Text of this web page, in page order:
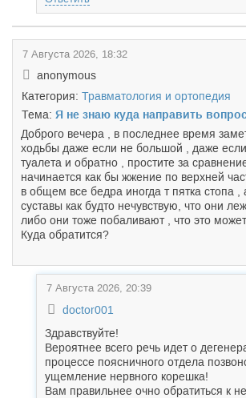
7 Августа 2026, 18:32
anonymous
Категория: Травматология и ортопедия
Тема: Я не знаю куда направить
Доброго вечера , в последнее время
ходьбы даже если не большой , даже
туалета и обратно , простите за
начинается как бы жжение по верхней
в общем все бедра иногда т пятка стопа ,
суставы как будто нечувствую, что они
либо они тоже побаливают , что это
Куда обратится?
7 Августа 2026, 20:39
doctor001
Здравствуйте!
Вероятнее всего речь идет о
процессе поясничного отдела
ущемление нервного корешка!
Вам правильнее очно обратиться к